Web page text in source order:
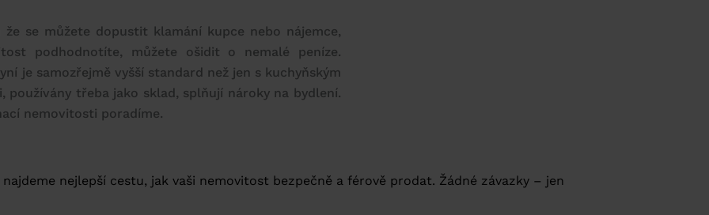
se můžete dopustit klamání kupce nebo nájemce,
podhodnotíte, můžete ošidit o nemalé peníze.
je samozřejmě vyšší standard než jen s kuchyňským
používány třeba jako sklad, splňují nároky na bydlení.
nemovitosti poradíme.
nejlepší cestu, jak vaši nemovitost bezpečně a férově prodat. Žádné závazky – jen